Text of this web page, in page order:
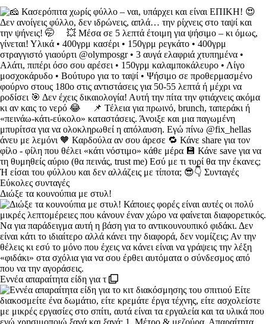
Διώξε τα κουνούπια με στυλ!
Εννέα απαραίτητα είδη για τ